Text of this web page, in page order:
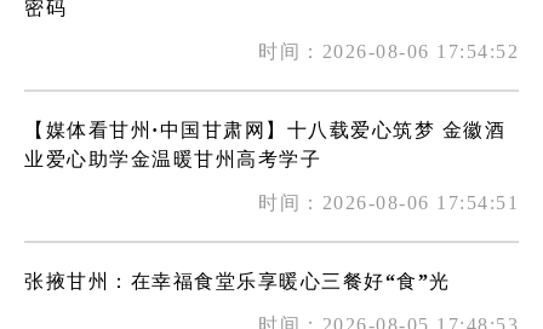
密码
时间：2026-08-06 17:54:52
【媒体看甘州·中国甘肃网】十八载爱心筑梦 金徽酒
业爱心助学金温暖甘州高考学子
时间：2026-08-06 17:54:51
张掖甘州：在幸福食堂乐享暖心三餐好“食”光
时间：2026-08-05 17:48:53